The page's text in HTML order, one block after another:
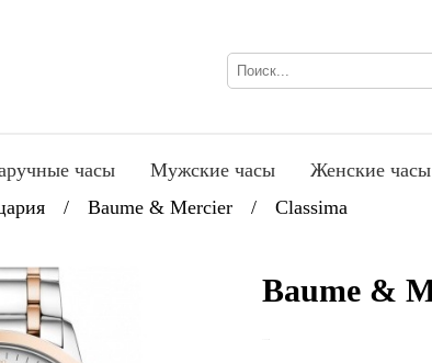
часы Мужские часы Женские часы
/ Baume & Mercier / Classima
Baume &